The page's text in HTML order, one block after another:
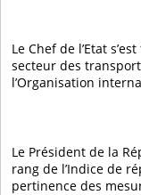
Le Chef de l’Etat
secteur des
l’Organisation
Le Président de la
rang de l’Indice de
pertinence des